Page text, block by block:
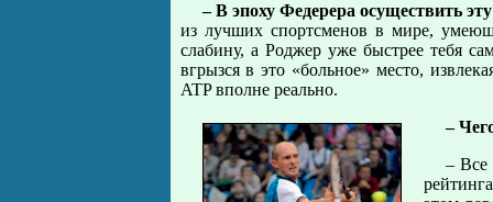
– В эпоху Федерера осуществить
из лучших спортсменов в мире,
слабину, а Роджер уже быстрее тебя
вгрызся в это «больное» место,
ATP вполне реально.
–
– Все